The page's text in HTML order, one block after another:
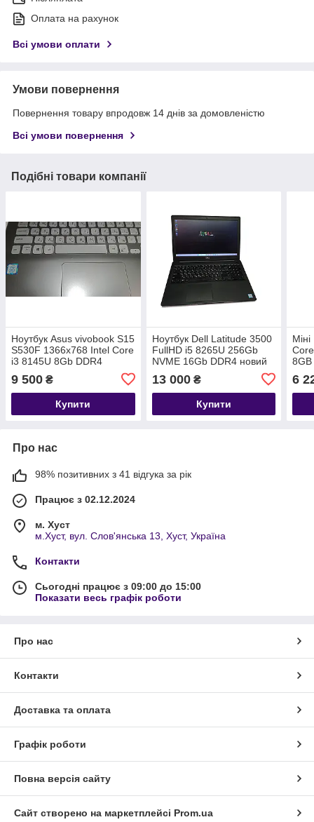
Оплата на рахунок
Всі умови оплати
Умови повернення
Повернення товару впродовж 14 днів за домовленістю
Всі умови повернення
Подібні товари компанії
Ноутбук Asus vivobook S15
S530F 1366x768 Intel Core
i3 8145U 8Gb DDR4
9 500 ₴
Купити
Ноутбук Dell Latitude 3500
FullHD i5 8265U 256Gb
NVME 16Gb DDR4 новий
13 000₴
Купити
6
Про нас
98% позитивних з 41 відгука за рік
Працює з 02.12.2024
м. Хуст
м.Хуст, вул. Слов'янська 13, Хуст, Україна
Контакти
Сьогодні працює з 09:00 до 15:00
Показати весь графік роботи
Про нас
Контакти
Доставка та оплата
Графік роботи
Повна версія сайту
Сайт створено на маркетплейсі Prom.ua